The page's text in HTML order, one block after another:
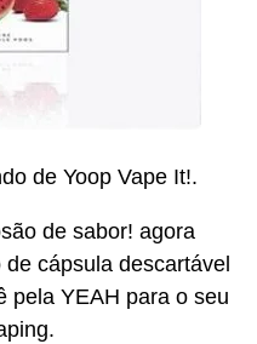
de Yoop Vape It!.
de sabor! agora
cápsula descartável
pela YEAH para o seu